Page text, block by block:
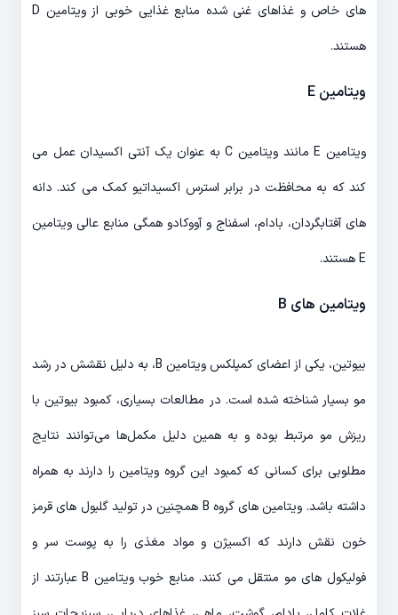
های خاص و غذاهای غنی شده منابع غذایی خوبی از ویتامین D
هستند.
ویتامین E
ویتامین E مانند ویتامین C به عنوان یک آنتی اکسیدان عمل می
کند که به محافظت در برابر استرس اکسیداتیو کمک می کند. دانه
های آفتابگردان، بادام، اسفناج و آووکادو همگی منابع عالی ویتامین
E هستند.
ویتامین های B
بیوتین، یکی از اعضای کمپلکس ویتامین B، به دلیل نقشش در رشد
مو بسیار شناخته شده است. در مطالعات بسیاری، کمبود بیوتین با
ریزش مو مرتبط بوده و به همین دلیل مکمل‌ها می‌توانند نتایج
مطلوبی برای کسانی که کمبود این گروه ویتامین را دارند به همراه
داشته باشد. ویتامین های گروه B همچنین در تولید گلبول های قرمز
خون نقش دارند که اکسیژن و مواد مغذی را به پوست سر و
فولیکول های مو منتقل می کنند. منابع خوب ویتامین B عبارتند از